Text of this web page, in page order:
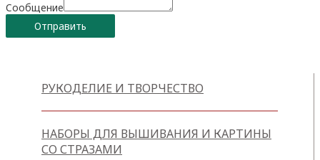
Сообщение
Отправить
РУКОДЕЛИЕ И ТВОРЧЕСТВО
НАБОРЫ ДЛЯ ВЫШИВАНИЯ И КАРТИНЫ
СО СТРАЗАМИ